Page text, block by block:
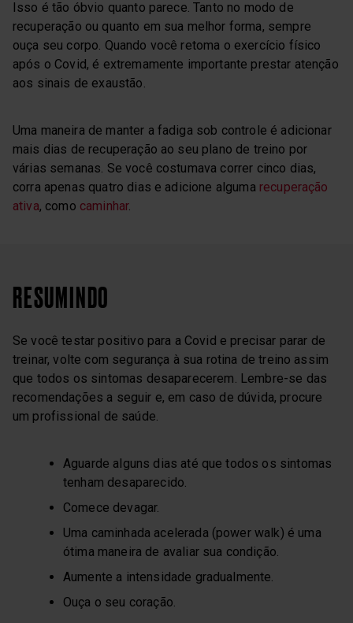
Isso é tão óbvio quanto parece. Tanto no modo de
recuperação ou quanto em sua melhor forma, sempre
ouça seu corpo. Quando você retoma o exercício físico
após o Covid, é extremamente importante prestar atenção
aos sinais de exaustão.
Uma maneira de manter a fadiga sob controle é adicionar
mais dias de recuperação ao seu plano de treino por
várias semanas. Se você costumava correr cinco dias,
corra apenas quatro dias e adicione alguma recuperação
ativa, como caminhar.
RESUMINDO
Se você testar positivo para a Covid e precisar parar de
treinar, volte com segurança à sua rotina de treino assim
que todos os sintomas desaparecerem. Lembre-se das
recomendações a seguir e, em caso de dúvida, procure
um profissional de saúde.
Aguarde alguns dias até que todos os sintomas
tenham desaparecido.
Comece devagar.
Uma caminhada acelerada (power walk) é uma
ótima maneira de avaliar sua condição.
Aumente a intensidade gradualmente.
Ouça o seu coração.